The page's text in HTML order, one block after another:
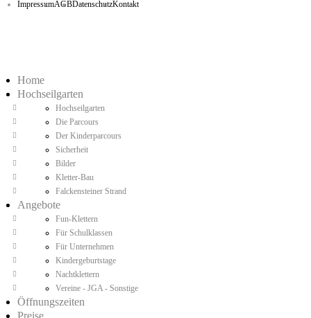
ImpressumAGBDatenschutzKontakt
Home
Hochseilgarten
Hochseilgarten
Die Parcours
Der Kinderparcours
Sicherheit
Bilder
Kletter-Bau
Falckensteiner Strand
Angebote
Fun-Klettern
Für Schulklassen
Für Unternehmen
Kindergeburtstage
Nachtklettern
Vereine - JGA - Sonstige
Öffnungszeiten
Preise